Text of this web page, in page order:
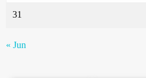
31
« Jun